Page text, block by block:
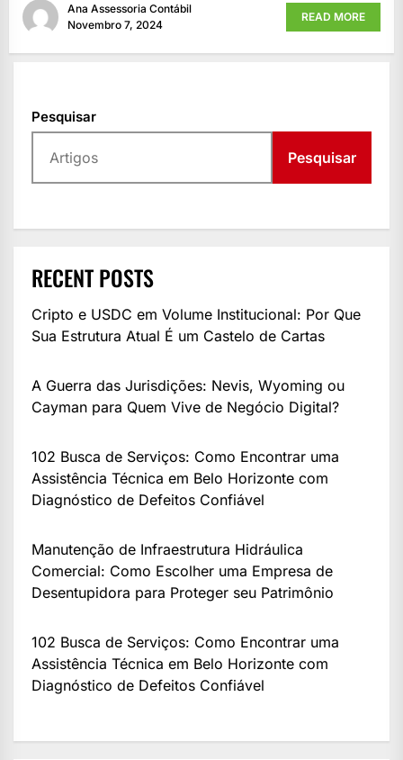
Ana Assessoria Contábil
Novembro 7, 2024
READ MORE
Pesquisar
Pesquisar
RECENT POSTS
Cripto e USDC em Volume Institucional: Por Que
Sua Estrutura Atual É um Castelo de Cartas
A Guerra das Jurisdições: Nevis, Wyoming ou
Cayman para Quem Vive de Negócio Digital?
102 Busca de Serviços: Como Encontrar uma
Assistência Técnica em Belo Horizonte com
Diagnóstico de Defeitos Confiável
Manutenção de Infraestrutura Hidráulica
Comercial: Como Escolher uma Empresa de
Desentupidora para Proteger seu Patrimônio
102 Busca de Serviços: Como Encontrar uma
Assistência Técnica em Belo Horizonte com
Diagnóstico de Defeitos Confiável